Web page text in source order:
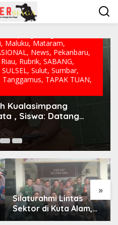
timur
Meriah,
,Dunia,Gayo lues,Gowa,
, Maluku, Mataram,
, News, Pekanbaru,
Riau, Rubrik, SABANG,
SULSEL, Sulut, Sumbar,
Tanggamus, TAPAK TUAN,
Siswa SMA Alwasliyah
Murid Tapi Terima
Bergizi
»
HUT ke-53 Bank Aceh:
Momentum
Memperkuat Amanah,